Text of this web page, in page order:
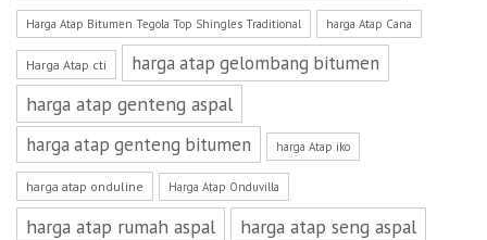
Harga Atap Bitumen Tegola Top Shingles Traditional harga Atap Cana
Harga Atap cti harga atap gelombang bitumen
harga atap genteng aspal
harga atap genteng bitumen harga Atap iko
harga atap onduline Harga Atap Onduvilla
harga atap rumah aspal
harga atap seng aspal